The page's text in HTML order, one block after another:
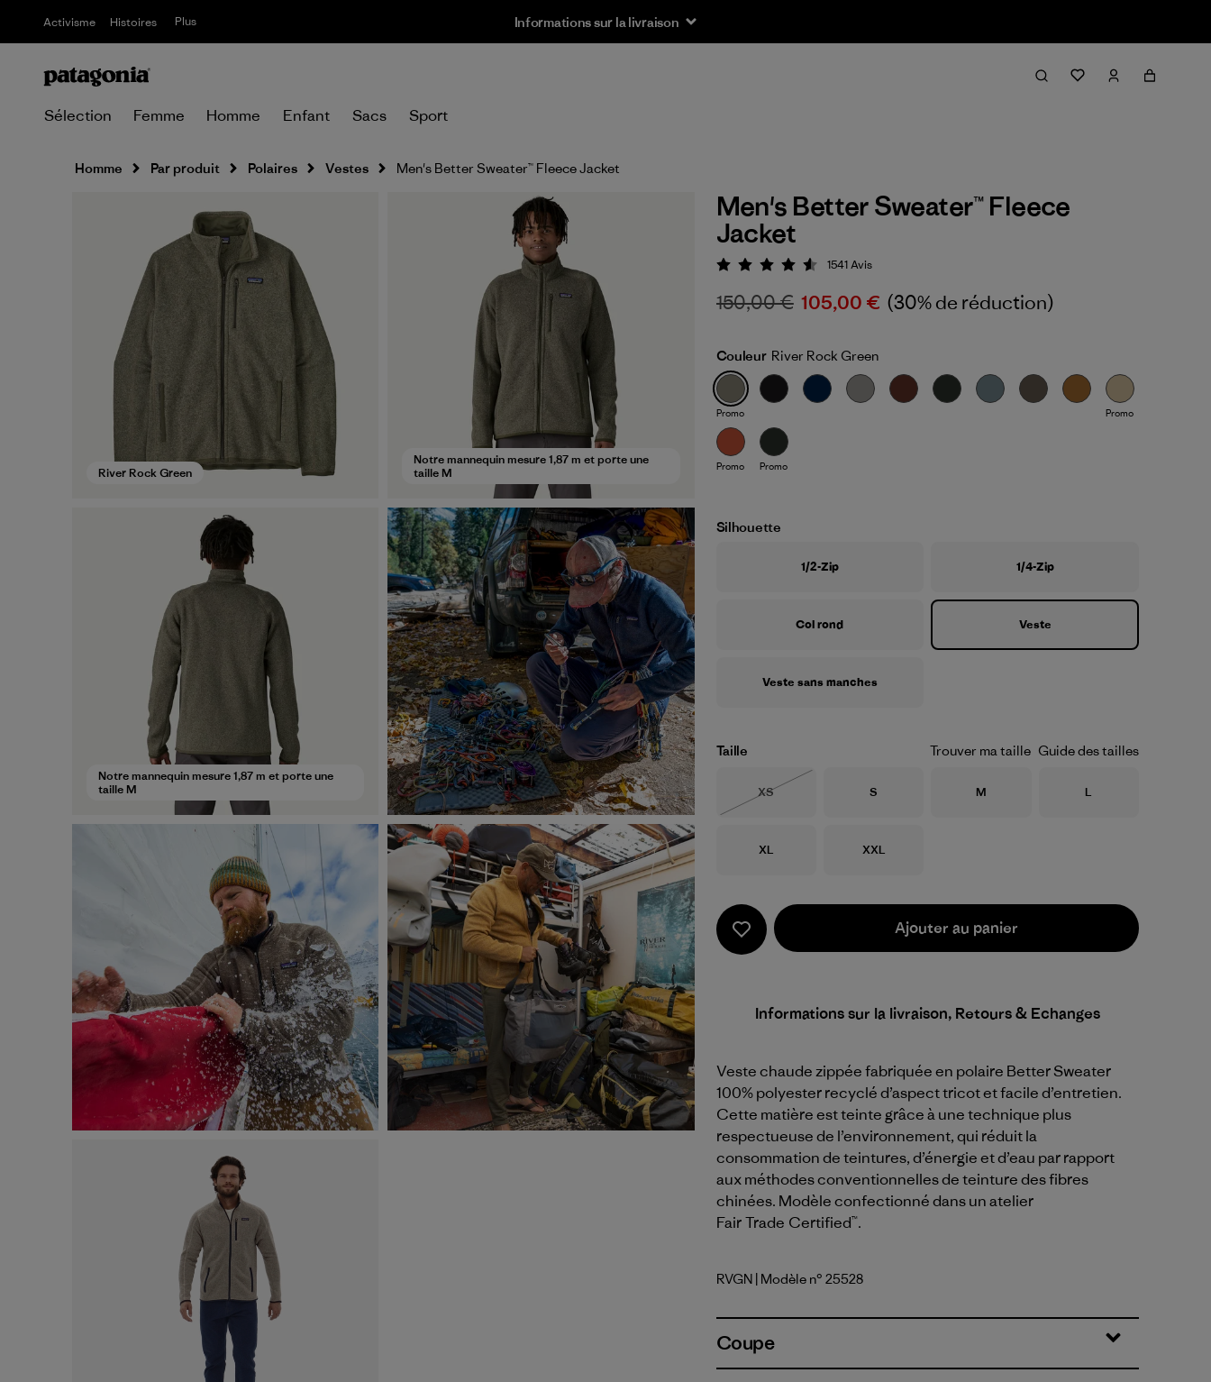
Activisme Histoires Plus Informations sur la livraison
Sélection Femme Homme Enfant Sacs Sport
Homme Par produit Polaires Vestes Men's Better Sweater™ Fleece Jacket
River Rock Green
Notre mannequin mesure 1,87 m et porte une
taille M
Notre mannequin mesure 1,87 m et porte une
taille M
Men's Better Sweater™ Fleece
Jacket
Évaluation: 4.6 / 5
1541Avis
150,00 € 105,00 € (30% de réduction)
Couleur River Rock Green
Promo Promo
Promo Promo
Silhouette
1/2-Zip 1/4-Zip
Col rond Veste
Veste sans manches
Taille Trouver ma taille Guide des tailles
Taille
XS
Taille
S Taille
M Taille
L
Taille
XL Taille
XXL
Ajouter au panier
Informations sur la livraison, Retours & Echanges
Veste chaude zippée fabriquée en polaire Better Sweater
100% polyester recyclé d’aspect tricot et facile d’entretien.
Cette matière est teinte grâce à une technique plus
respectueuse de l’environnement, qui réduit la
consommation de teintures, d’énergie et d’eau par rapport
aux méthodes conventionnelles de teinture des fibres
chinées. Modèle confectionné dans un atelier
Fair Trade Certified™.
River Rock Green
RVGN | Modèle n° 25528
Coupe